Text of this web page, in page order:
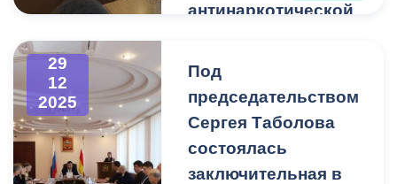
антинаркотической
присутствовали
представители УМВД РФ
по г. Владикавказу,
начальники структурных
подразделений
29
12
2025
Под
председательством
Сергея Таболова
состоялась
заключительная в